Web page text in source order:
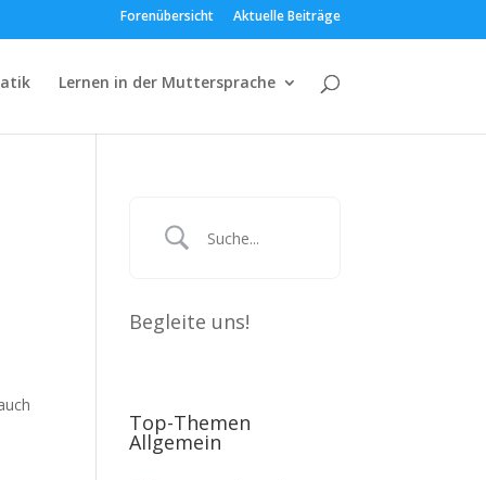
Forenübersicht Aktuelle Beiträge
Lernen in der Muttersprache
Begleite uns!
Top-Themen
Allgemein